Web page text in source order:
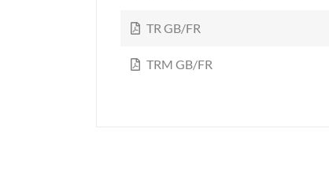
TR GB/FR
TRM GB/FR